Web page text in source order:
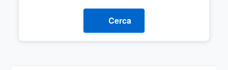
Cerca